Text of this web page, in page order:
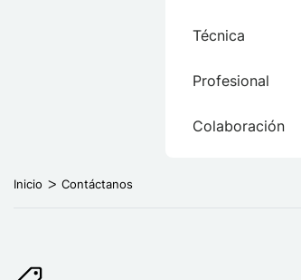
Técnica
Profesional
Colaboración
Inicio Contáctanos